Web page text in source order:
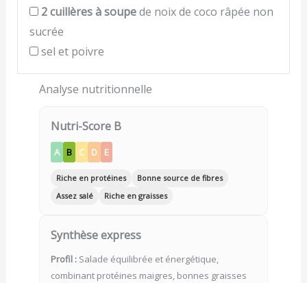
2cuillères à soupede noix de coco râpée non
sucrée
sel et poivre
Analyse nutritionnelle
Nutri-Score B
A B C D E
Riche en protéines
Bonne source de fibres
Assez salé
Riche en graisses
Synthèse express
Profil :Salade équilibrée et énergétique,
combinant protéines maigres, bonnes graisses